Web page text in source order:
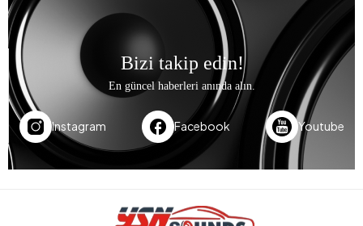
Bizi takip edin!
En güncel haberleri anında alın.
Instagram Facebook Youtube